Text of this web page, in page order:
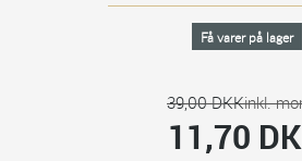
Få varer på lager
39,00 DKKinkl.
11,70